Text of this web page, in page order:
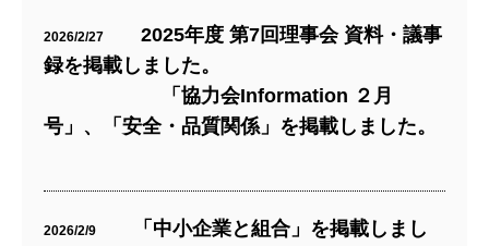
2026/2/27
2025年度 第7回理事会 資料・議事
録を掲載しました。
「協力会Information ２月
号」、「安全・品質関係」を掲載しました。
2026/2/9
「中小企業と組合」を掲載しまし